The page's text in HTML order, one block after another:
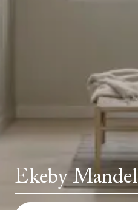
Ekeby Mandel